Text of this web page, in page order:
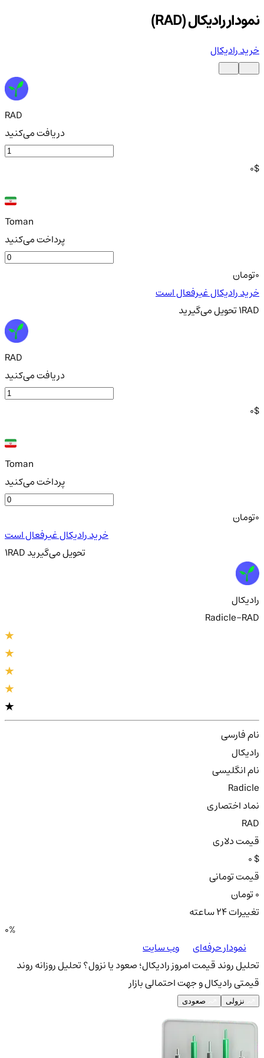
نمودار رادیکال (RAD)
خرید رادیکال
RAD
دریافت می‌کنید
0$
Toman
پرداخت می‌کنید
تومان
خرید رادیکال غیرفعال است
1RADتحویلمی‌گیرید
RAD
دریافت می‌کنید
0$
Toman
پرداخت می‌کنید
تومان
خرید رادیکال غیرفعال است
1RAD تحویلمی‌گیرید
رادیکال
Radicle-RAD
نام فارسی
رادیکال
نام انگلیسی
Radicle
نماد اختصاری
RAD
قیمت دلاری
0 $
قیمت تومانی
تغییرات ۲۴ ساعته
0%
نمودار حرفه‌ای
وب سایت
تحلیل روند قیمت امروز رادیکال؛ صعود یا نزول؟تحلیل روزانه روند
قیمتی رادیکال و جهت احتمالی بازار
نزولی صعودی